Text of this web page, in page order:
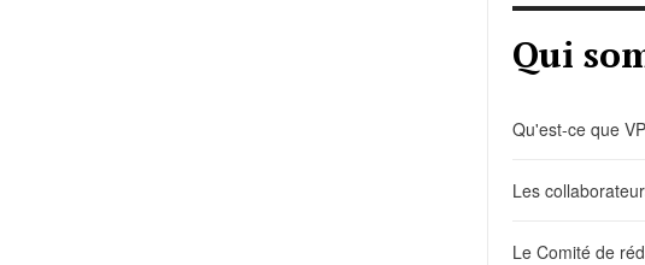
Qui
Qu'est-ce que
Les
Le Comité de